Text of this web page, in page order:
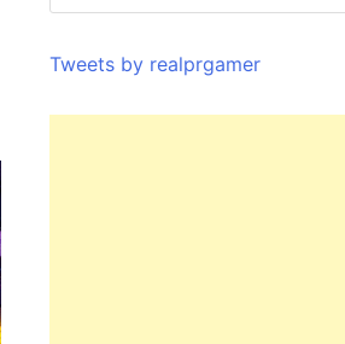
Tweets by realprgamer